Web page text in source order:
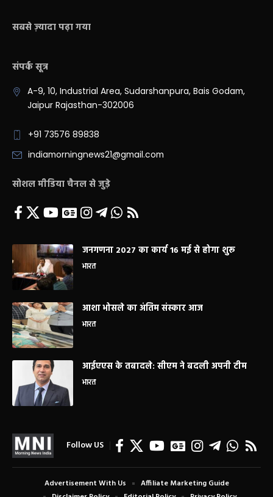
सबसे ज़्यादा पढ़ा गया
संपर्क सूत्र
A-9, 10, Industrial Area, Sudarshanpura, Bais Godam,
Jaipur Rajasthan-302006
+91 73576 89838
indiamorningnews21@gmail.com
सोशल मीडिया चैनल से जुड़े
जनगणना 2027 का कार्य 16 मई से होगा शुरू
भारत
आशा भोसले का अंतिम संस्कार आज
भारत
आईएएस के तबादले: सीएम ने बदली अपनी टीम
भारत
Follow US
Advertisement With Us
Affiliate Marketing Guide